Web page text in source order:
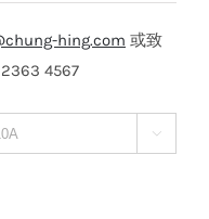
hing.com 或致
4567
